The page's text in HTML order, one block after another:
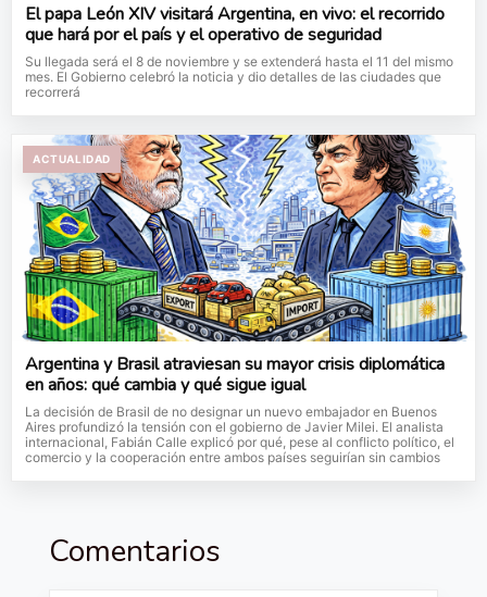
El papa León XIV visitará Argentina, en vivo: el recorrido
que hará por el país y el operativo de seguridad
Su llegada será el 8 de noviembre y se extenderá hasta el 11 del mismo
mes. El Gobierno celebró la noticia y dio detalles de las ciudades que
recorrerá
ACTUALIDAD
Argentina y Brasil atraviesan su mayor crisis diplomática
en años: qué cambia y qué sigue igual
La decisión de Brasil de no designar un nuevo embajador en Buenos
Aires profundizó la tensión con el gobierno de Javier Milei. El analista
internacional, Fabián Calle explicó por qué, pese al conflicto político, el
comercio y la cooperación entre ambos países seguirían sin cambios
Comentarios